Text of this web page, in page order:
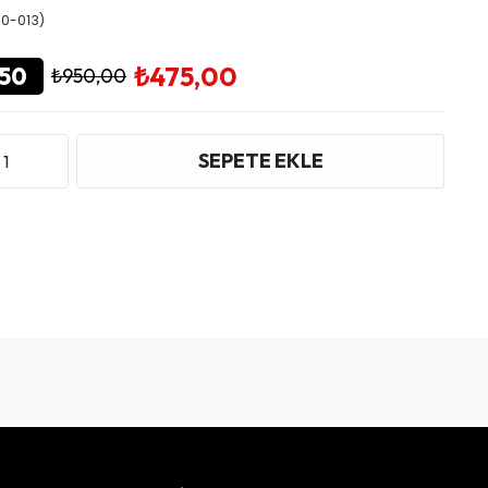
013)
₺950,00 ₺475,00